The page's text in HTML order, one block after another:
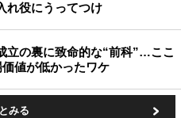
れ役にうってつけ
立の裏に致命的な“前科”…ここ
値が低かったワケ
みる